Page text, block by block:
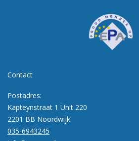
Contact
Postadres:
Kapteynstraat 1 Unit 220
2201 BB Noordwijk
035-6943245